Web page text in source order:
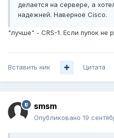
делается на сервере, а
надежней. Наверное Cisco.
"лучше" - CRS-1. Если пупок не
Вставить ник Цитата
smsm
Опубликовано 19